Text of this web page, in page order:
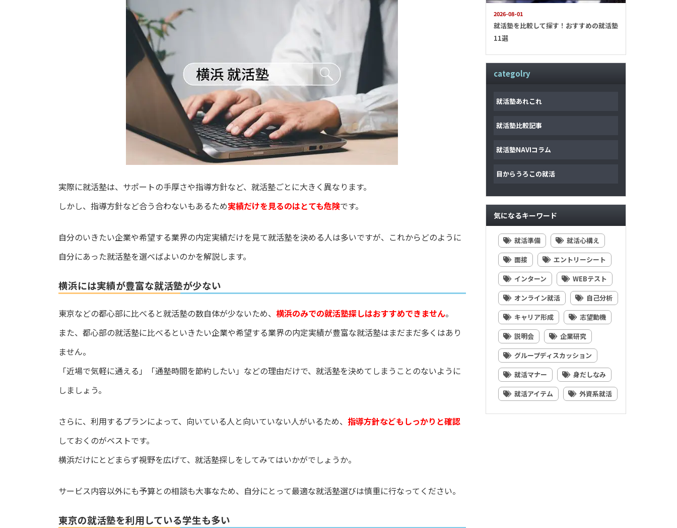
実際に就活塾は、サポートの手厚さや指導方針など、就活塾ごとに大きく異なります。
しかし、指導方針など合う合わないもあるため実績だけを見るのはとても危険です。
自分のいきたい企業や希望する業界の内定実績だけを見て就活塾を決める人は多いですが、これからどのように
自分にあった就活塾を選べばよいのかを解説します。
横浜には実績が豊富な就活塾が少ない
東京などの都心部に比べると就活塾の数自体が少ないため、 横浜のみでの就活塾探しはおすすめできません。
また、都心部の就活塾に比べるといきたい企業や希望する業界の内定実績が豊富な就活塾はまだまだ多くはあり
ません。
「近場で気軽に通える」「通塾時間を節約したい」などの理由だけで、就活塾を決めてしまうことのないように
しましょう。
さらに、利用するプランによって、向いている人と向いていない人がいるため、 指導方針などもしっかりと確認
しておくのがベストです。
横浜だけにとどまらず視野を広げて、就活塾探しをしてみてはいかがでしょうか。
サービス内容以外にも予算との相談も大事なため、自分にとって最適な就活塾選びは慎重に行なってください。
東京の就活塾を利用している学生も多い
2026-08-01
就活塾を比較して探す！おすすめの就活塾
11選
categolry
就活塾あれこれ
就活塾比較記事
就活塾NAVIコラム
目からうろこの就活
気になるキーワード
就活準備
就活心構え
面接
エントリーシート
インターン
WEBテスト
オンライン就活
自己分析
キャリア形成
志望動機
説明会
企業研究
グループディスカッション
就活マナー
身だしなみ
就活アイテム
外資系就活